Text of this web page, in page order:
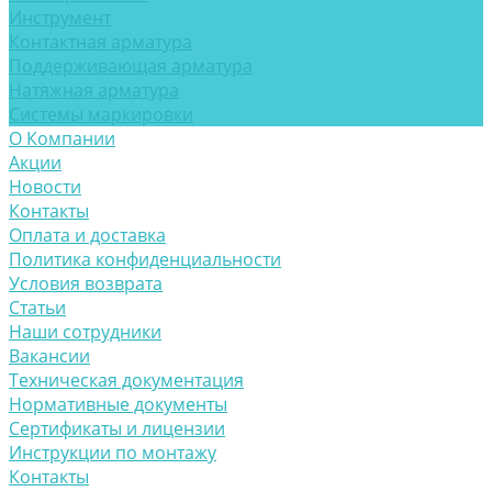
Инструмент
Контактная арматура
Поддерживающая арматура
Натяжная арматура
Системы маркировки
О Компании
Акции
Новости
Контакты
Оплата и доставка
Политика конфиденциальности
Условия возврата
Статьи
Наши сотрудники
Вакансии
Техническая документация
Нормативные документы
Сертификаты и лицензии
Инструкции по монтажу
Контакты